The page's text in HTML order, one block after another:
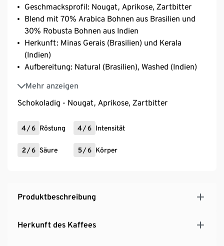
Geschmacksprofil: Nougat, Aprikose, Zartbitter
Blend mit 70% Arabica Bohnen aus Brasilien und
30% Robusta Bohnen aus Indien
Herkunft: Minas Gerais (Brasilien) und Kerala
(Indien)
Aufbereitung: Natural (Brasilien), Washed (Indien)
Mehr anzeigen
Varietät: Mundo Novo, Catuai, Bourbon (Brasilien)
und S795, SLN 9, Kent, Catimor (Indien)
Schokoladig - Nougat, Aprikose, Zartbitter
4/6 Röstung 4/6 Intensität
2 /6 Säure 5 /6 Körper
Produktbeschreibung
Herkunft des Kaffees